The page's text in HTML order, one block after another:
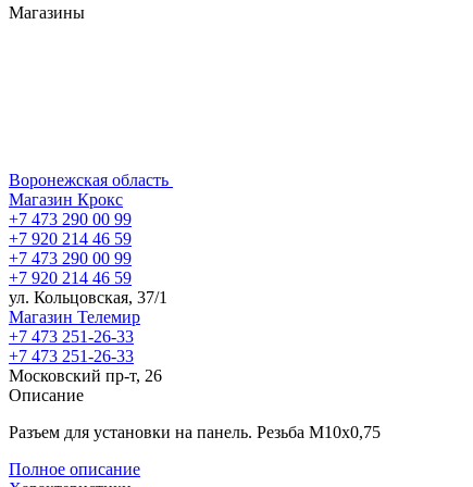
Магазины
Воронежская область
Магазин Крокс
+7 473 290 00 99
+7 920 214 46 59
+7 473 290 00 99
+7 920 214 46 59
ул. Кольцовская, 37/1
Магазин Телемир
+7 473 251-26-33
+7 473 251-26-33
Московский пр-т, 26
Описание
Разъем для установки на панель. Резьба М10х0,75
Полное описание